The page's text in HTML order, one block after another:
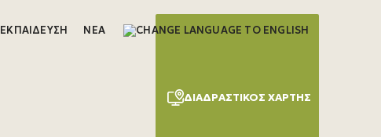
ΕΚΠΑΊΔΕΥΣΗ ΝΈΑ
ΔΙΑΔΡΑΣΤΙΚΌΣ ΧΆΡΤΗΣ